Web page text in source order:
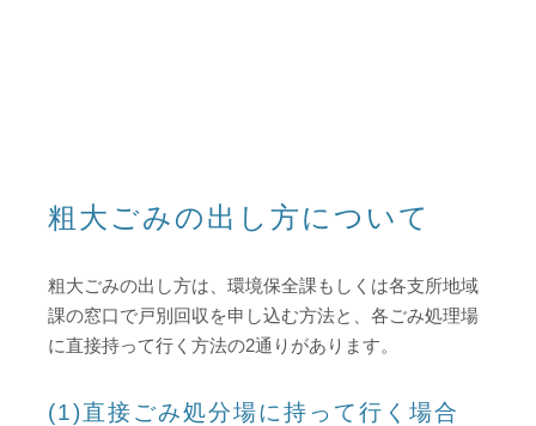
粗大ごみの出し方について
粗大ごみの出し方は、環境保全課もしくは各支所地域
課の窓口で戸別回収を申し込む方法と、各ごみ処理場
に直接持って行く方法の2通りがあります。
(1)直接ごみ処分場に持って行く場合